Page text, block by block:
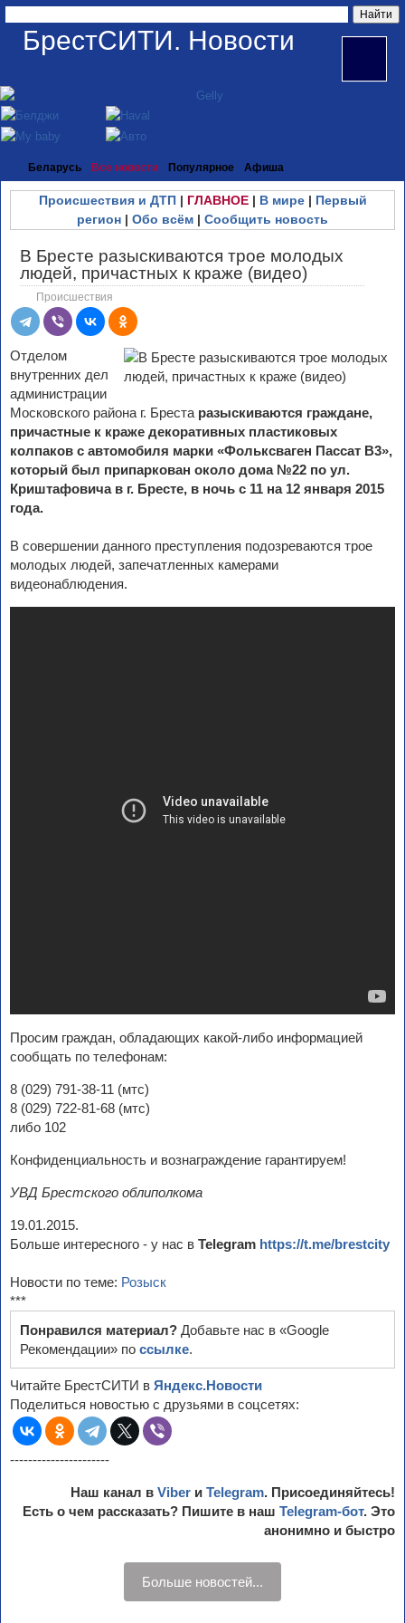
БрестСИТИ. Новости
Беларусь Все новости Популярное Афиша
Происшествия и ДТП| ГЛАВНОЕ| В мире| Первый
регион | Обо всём | Сообщить новость
В Бресте разыскиваются трое молодых
людей, причастных к краже (видео)
Происшествия
Отделом
внутренних дел
администрации
Московского района г. Бреста разыскиваются граждане,
причастные к краже декоративных пластиковых
колпаков с автомобиля марки «Фольксваген Пассат В3»,
который был припаркован около дома №22 по ул.
Криштафовича в г. Бресте, в ночь с 11 на 12 января 2015
года.
В совершении данного преступления подозреваются трое
молодых людей, запечатленных камерами
видеонаблюдения.
Просим граждан, обладающих какой-либо информацией
сообщать по телефонам:
8 (029) 791-38-11 (мтс)
8 (029) 722-81-68 (мтс)
либо 102
Конфиденциальность и вознаграждение гарантируем!
УВД Брестского облиполкома
19.01.2015.
Больше интересного - у нас в Telegram https://t.me/brestcity
Новости по теме: Розыск
***
Понравился материал? Добавьте нас в «Google
Рекомендации» по ссылке.
Читайте БрестСИТИ в Яндекс.Новости
Поделиться новостью с друзьями в соцсетях:
----------------------
Наш канал в Viber и Telegram. Присоединяйтесь!
Есть о чем рассказать? Пишите в наш Telegram-бот. Это
анонимно и быстро
Больше новостей...